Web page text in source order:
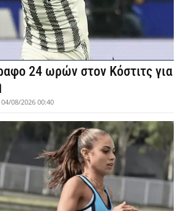
24 ωρών στον Κόστιτς για
04/08/2026 00:40